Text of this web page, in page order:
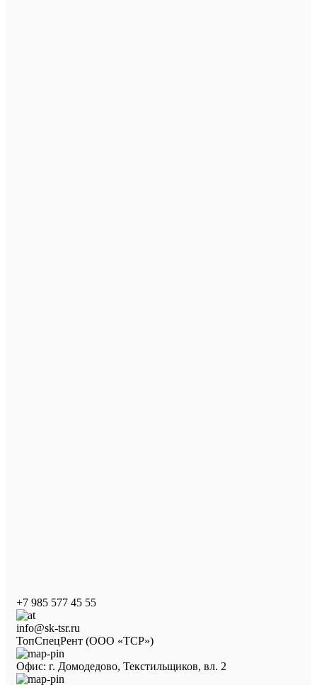
+7 985 577 45 55
info@sk-tsr.ru
ТопСпецРент (ООО «ТСР»)
Офис: г. Домодедово, Текстильщиков, вл. 2